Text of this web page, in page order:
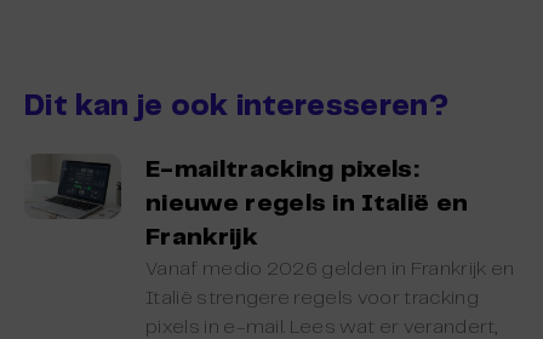
Dit kan je ook interesseren?
E-mailtracking pixels:
nieuwe regels in Italië en
Frankrijk
Vanaf medio 2026 gelden in Frankrijk en
Italië strengere regels voor tracking
pixels in e-mail. Lees wat er verandert,